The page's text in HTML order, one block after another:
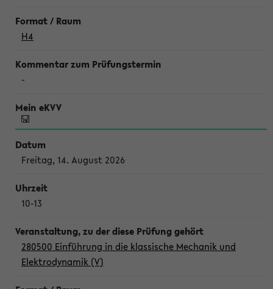
H4
-
Freitag, 14. August 2026
10-13
280500 Einführung in die klassische Mechanik und
Elektrodynamik (V)